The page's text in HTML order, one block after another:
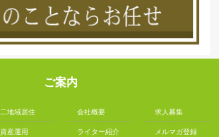
ご案内
二地域居住
資産運用
会社概要
ライター紹介
求人募集
メルマガ登録